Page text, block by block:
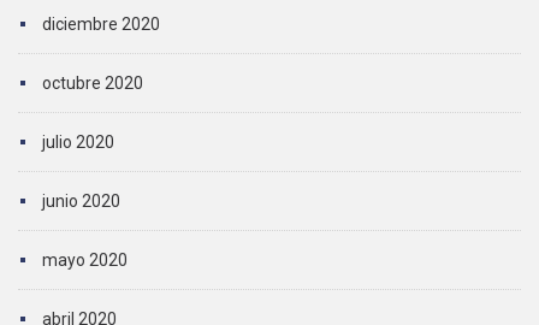
diciembre 2020
octubre 2020
julio 2020
junio 2020
mayo 2020
abril 2020